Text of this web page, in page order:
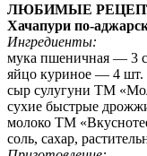
ЛЮБИМЫЕ
Хачапури по-
Ингредиенты:
мука пшеничная — 3
яйцо куриное — 4 шт.
сыр сулугуни ТМ
сухие быстрые
молоко ТМ
соль, сахар,